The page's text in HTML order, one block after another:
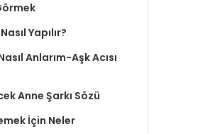
Yapılır?
Anlarım-Aşk Acısı
Anne Şarkı Sözü
İçin Neler